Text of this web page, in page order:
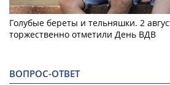
Голубые береты и тельняшки. 2
торжественно отметили День ВДВ
ВОПРОС-ОТВЕТ